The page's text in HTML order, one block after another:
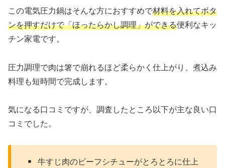
この電気圧力鍋はそんな方におすすめで材料を入れてボタ
ンを押すだけで「ほったらかし調理」ができる便利なキッ
チン家電です。
圧力調理で肉は箸で崩れるほど柔らかく仕上がり、煮込み
料理も短時間で完成します。
気になる口コミですが、調査したところ以下が主な良い口
コミでした。
牛すじ肉のビーフシチューがとろとろに仕上